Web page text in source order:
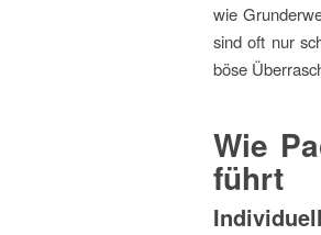
wie
sind oft nur
böse
Wie
führt